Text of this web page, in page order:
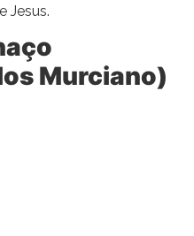
Jesus.
Murciano)